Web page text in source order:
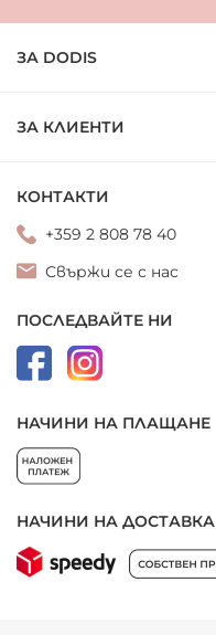
ЗА DODIS
ЗА КЛИЕНТИ
КОНТАКТИ
+359 2 808 78 40
Свържи се с нас
ПОСЛЕДВАЙТЕ НИ
НАЧИНИ НА ПЛАЩАНЕ
НАЧИНИ НА ДОСТАВКА